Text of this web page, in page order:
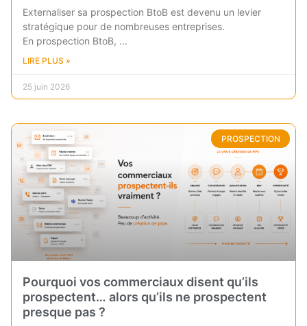
Externaliser sa prospection BtoB est devenu un levier
stratégique pour de nombreuses entreprises.
En prospection BtoB,
LIRE PLUS »
25 juin 2026
PROSPECTION
Pourquoi vos commerciaux disent qu’ils
prospectent… alors qu’ils ne prospectent
presque pas ?